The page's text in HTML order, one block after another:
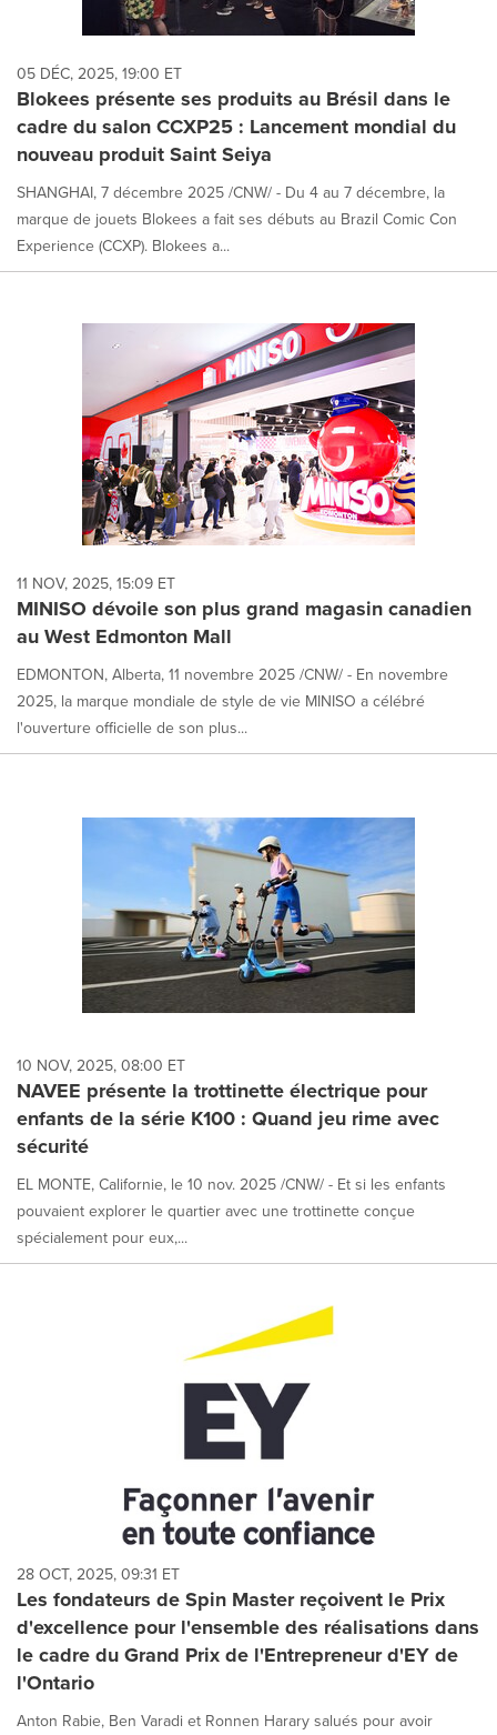
05 DÉC, 2025, 19:00 ET
Blokees présente ses produits au Brésil dans le
cadre du salon CCXP25 : Lancement mondial du
nouveau produit Saint Seiya
SHANGHAI, 7 décembre 2025 /CNW/ - Du 4 au 7 décembre, la
marque de jouets Blokees a fait ses débuts au Brazil Comic Con
Experience (CCXP). Blokees a...
11 NOV, 2025, 15:09 ET
MINISO dévoile son plus grand magasin canadien
au West Edmonton Mall
EDMONTON, Alberta, 11 novembre 2025 /CNW/ - En novembre
2025, la marque mondiale de style de vie MINISO a célébré
l'ouverture officielle de son plus...
10 NOV, 2025, 08:00 ET
NAVEE présente la trottinette électrique pour
enfants de la série K100 : Quand jeu rime avec
sécurité
EL MONTE, Californie, le 10 nov. 2025 /CNW/ - Et si les enfants
pouvaient explorer le quartier avec une trottinette conçue
spécialement pour eux,...
28 OCT, 2025, 09:31 ET
Les fondateurs de Spin Master reçoivent le Prix
d'excellence pour l'ensemble des réalisations dans
le cadre du Grand Prix de l'Entrepreneur d'EY de
l'Ontario
Anton Rabie, Ben Varadi et Ronnen Harary salués pour avoir